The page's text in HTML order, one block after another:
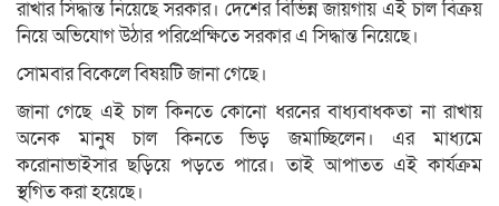
রাখার সিদ্ধান্ত নিয়েছে সরকার। দেশের বিভিন্ন জায়গায় এই চাল বিক্রয়
নিয়ে অভিযোগ উঠার পরিপ্রেক্ষিতে সরকার এ সিদ্ধান্ত নিয়েছে।
সোমবার বিকেলে বিষয়টি জানা গেছে।
জানা গেছে এই চাল কিনতে কোনো ধরনের বাধ্যবাধকতা না রাখায়
অনেক মানুষ চাল কিনতে ভিড় জমাচ্ছিলেন। এর মাধ্যমে
করোনাভাইসার ছড়িয়ে পড়তে পারে। তাই আপাতত এই কার্যক্রম
স্থগিত করা হয়েছে।